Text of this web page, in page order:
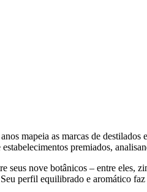
mapeia as marcas de destilados
premiados,
nove botânicos – entre eles,
perfil equilibrado e aromático